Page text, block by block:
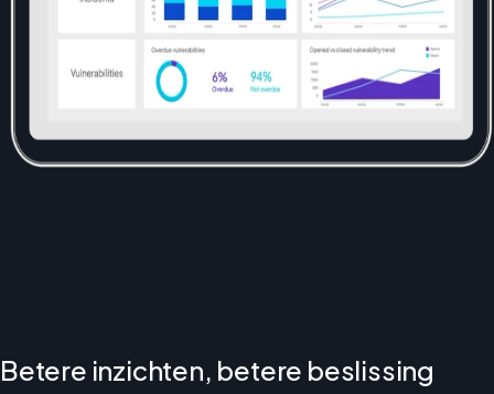
Betere inzichten, betere beslissing